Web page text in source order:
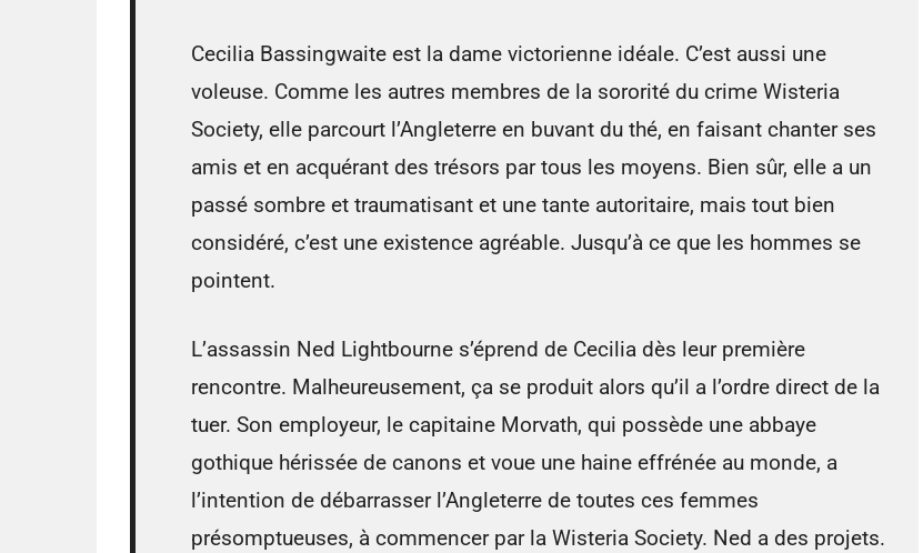
Cecilia Bassingwaite est la dame victorienne idéale. C’est aussi une
voleuse. Comme les autres membres de la sororité du crime Wisteria
Society, elle parcourt l’Angleterre en buvant du thé, en faisant chanter ses
amis et en acquérant des trésors par tous les moyens. Bien sûr, elle a un
passé sombre et traumatisant et une tante autoritaire, mais tout bien
considéré, c’est une existence agréable. Jusqu’à ce que les hommes se
pointent.
L’assassin Ned Lightbourne s’éprend de Cecilia dès leur première
rencontre. Malheureusement, ça se produit alors qu’il a l’ordre direct de la
tuer. Son employeur, le capitaine Morvath, qui possède une abbaye
gothique hérissée de canons et voue une haine effrénée au monde, a
l’intention de débarrasser l’Angleterre de toutes ces femmes
présomptueuses, à commencer par la Wisteria Society. Ned a des projets.